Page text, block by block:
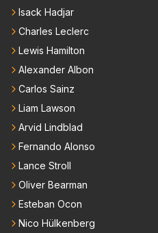
Isack Hadjar
Charles Leclerc
Lewis Hamilton
Alexander Albon
Carlos Sainz
Liam Lawson
Arvid Lindblad
Fernando Alonso
Lance Stroll
Oliver Bearman
Esteban Ocon
Nico Hülkenberg